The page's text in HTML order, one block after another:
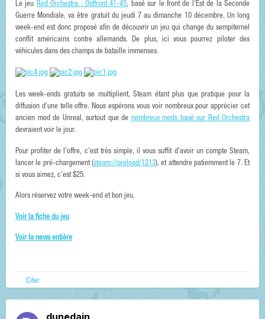
Le jeu Red Orchestra : Ostfront 41-45, basé sur le front de l'Est de la Seconde
Guerre Mondiale, va être gratuit du jeudi 7 au dimanche 10 décembre. Un long
week-end est donc proposé afin de découvrir un jeu qui change du sempiternel
conflit américains contre allemands. De plus, ici vous pourrez piloter des
véhicules dans des champs de bataille immenses.
Les week-ends gratuits se multiplient, Steam étant plus que pratique pour la
diffusion d'une telle offre. Nous espérons vous voir nombreux pour apprécier cet
ancien mod de Unreal, surtout que de nombreux mods basé sur Red Orchestra
devraient voir le jour.
Pour profiter de l'offre, c'est très simple, il vous suffit d'avoir un compte Steam,
lancer le pré-chargement (steam://preload/1213), et attendre patiemment le 7. Et
si vous aimez, c'est $25.
Alors réservez votre week-end et bon jeu.
Voir la fiche du jeu
Voir la news entière
Citer